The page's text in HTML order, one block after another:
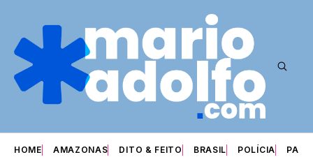
HOME AMAZONAS DITO & FEITO BRASIL POLÍCIA